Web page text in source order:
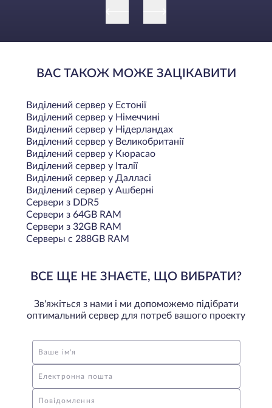
ВАС ТАКОЖ МОЖЕ ЗАЦІКАВИТИ
Виділений сервер у Естонії
Виділений сервер у Німеччині
Виділений сервер у Нідерландах
Виділений сервер у Великобританії
Виділений сервер у Кюрасао
Виділений сервер у Італії
Виділений сервер у Далласі
Виділений сервер у Ашберні
Сервери з DDR5
Сервери з 64GB RAM
Сервери з 32GB RAM
Серверы с 288GB RAM
ВСЕ ЩЕ НЕ ЗНАЄТЕ, ЩО ВИБРАТИ?
Зв'яжіться з нами і ми допоможемо підібрати
оптимальний сервер для потреб вашого проекту
Ваше ім'я
Електронна пошта
Повідомлення